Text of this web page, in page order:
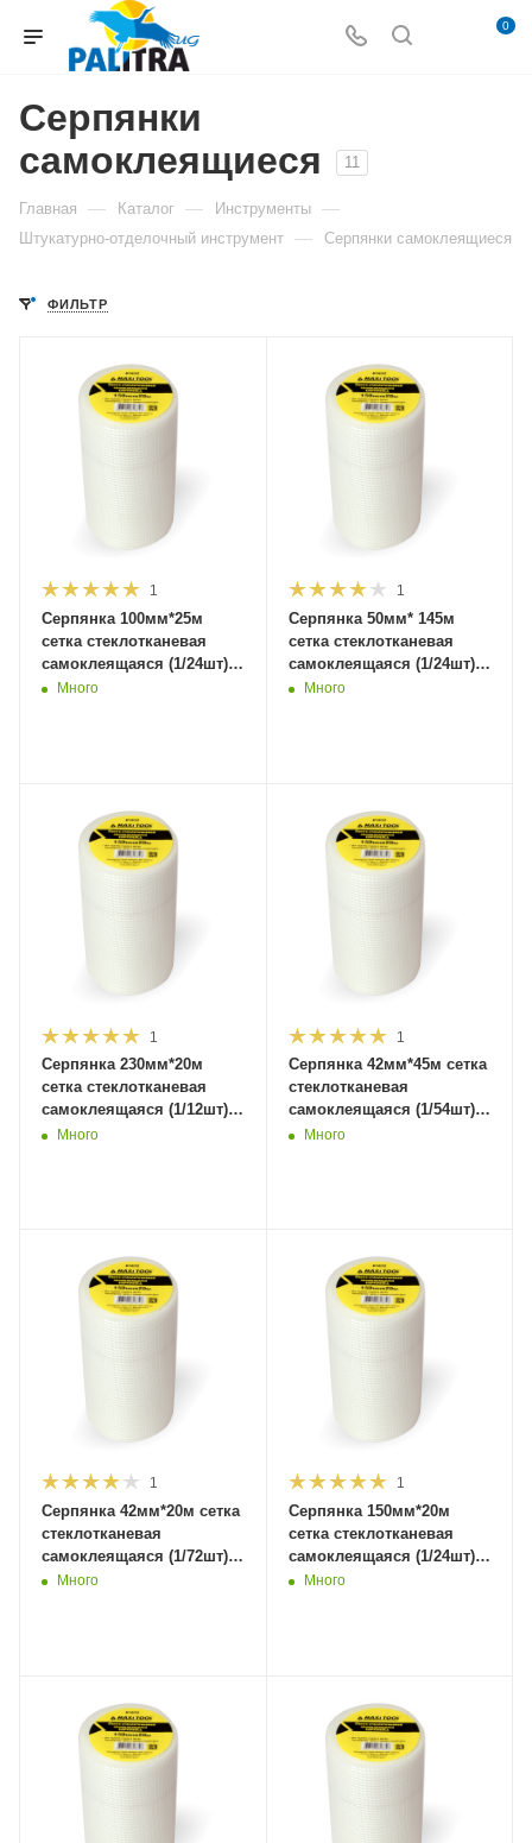
0
Серпянки
самоклеящиеся
11
Главная — Каталог — Инструменты —
Штукатурно-отделочный инструмент — Серпянки самоклеящиеся
ФИЛЬТР
1
Серпянка 100мм*25м
сетка стеклотканевая
самоклеящаяся (1/24шт)
81831 MaxiTool
Много
1
Серпянка 50мм* 145м
сетка стеклотканевая
самоклеящаяся (1/24шт)
81830 MaxiTool
Много
1
Серпянка 230мм*20м
сетка стеклотканевая
самоклеящаяся (1/12шт)
81833 MaxiTool
Много
1
Серпянка 42мм*45м сетка
стеклотканевая
самоклеящаяся (1/54шт)
81825 MaxiTool
Много
1
Серпянка 42мм*20м сетка
стеклотканевая
самоклеящаяся (1/72шт)
81824 MaxiTool
Много
1
Серпянка 150мм*20м
сетка стеклотканевая
самоклеящаяся (1/24шт)
81832 MaxiTool
Много